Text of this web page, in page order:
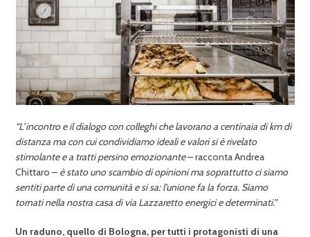
“L’incontro e il dialogo con colleghi che lavorano a centinaia di km di
distanza ma con cui condividiamo ideali e valori si è rivelato
stimolante e a tratti persino emozionante– racconta Andrea
Chittaro – è stato uno scambio di opinioni ma soprattutto ci siamo
sentiti parte di una comunità e si sa: l’unione fa la forza. Siamo
tornati nella nostra casa di via Lazzaretto energici e determinati.”
Un raduno, quello di Bologna, per tutti i protagonisti di una